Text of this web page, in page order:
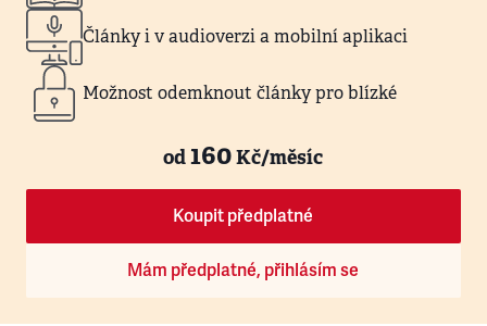
Články i v audioverzi a mobilní aplikaci
Možnost odemknout články pro blízké
od160Kč/měsíc
Koupit předplatné
Mám předplatné, přihlásím se